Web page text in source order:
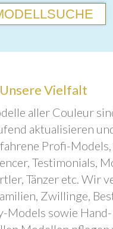
Unsere Vielfalt
aller Couleur
aktualisieren
Profi-Models,
Testimonials,
Tänzer etc. Wir
Zwillinge,
Models sowie